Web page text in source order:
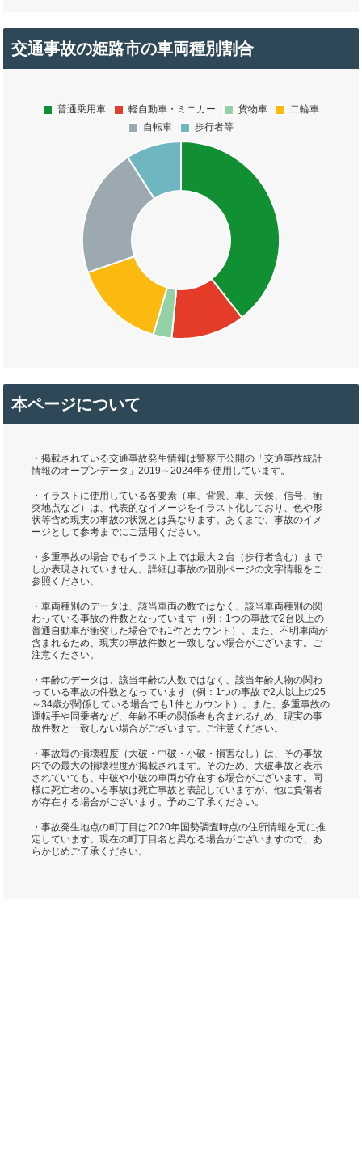
交通事故の姫路市の車両種別割合
本ページについて
・掲載されている交通事故発生情報は警察庁公開の「交通事故統計
情報のオープンデータ」2019～2024年を使用しています。
・イラストに使用している各要素（車、背景、車、天候、信号、衝
突地点など）は、代表的なイメージをイラスト化しており、色や形
状等含め現実の事故の状況とは異なります。あくまで、事故のイメ
ージとして参考までにご活用ください。
・多重事故の場合でもイラスト上では最大２台（歩行者含む）まで
しか表現されていません。詳細は事故の個別ページの文字情報をご
参照ください。
・車両種別のデータは、該当車両の数ではなく、該当車両種別の関
わっている事故の件数となっています（例：1つの事故で2台以上の
普通自動車が衝突した場合でも1件とカウント）。また、不明車両が
含まれるため、現実の事故件数と一致しない場合がございます。ご
注意ください。
・年齢のデータは、該当年齢の人数ではなく、該当年齢人物の関わ
っている事故の件数となっています（例：1つの事故で2人以上の25
～34歳が関係している場合でも1件とカウント）。また、多重事故の
運転手や同乗者など、年齢不明の関係者も含まれるため、現実の事
故件数と一致しない場合がございます。ご注意ください。
・事故毎の損壊程度（大破・中破・小破・損害なし）は、その事故
内での最大の損壊程度が掲載されます。そのため、大破事故と表示
されていても、中破や小破の車両が存在する場合がございます。同
様に死亡者のいる事故は死亡事故と表記していますが、他に負傷者
が存在する場合がございます。予めご了承ください。
・事故発生地点の町丁目は2020年国勢調査時点の住所情報を元に推
定しています。現在の町丁目名と異なる場合がございますので、あ
らかじめご了承ください。